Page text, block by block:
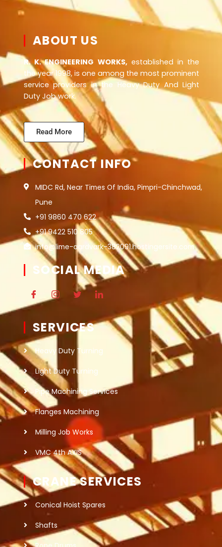
ABOUT US
R. K. ENGINEERING WORKS,established in the
the year 1998, is one among the most prominent
service providers in the Heavy Duty And Light
Duty Job work.
Read More
CONTACT INFO
MIDC Rd, Near Times Of India, Pimpri-Chinchwad,
Pune
+91 9860 470 622
+91 9422 510 805
info@lime-aardvark-382091.hostingersite.com
SOCIAL MEDIA
SERVICES
Heavy Duty Turning
Light Duty Turning
Pipe Machining Services
Flanges Machining
Milling Job Works
VMC 4th AXIS
CRANE SERVICES
Conical Hoist Spares
Shafts